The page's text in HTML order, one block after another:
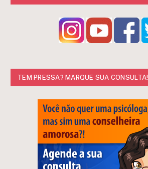
TEM PRESSA? MARQUE SUA CONSULTA!